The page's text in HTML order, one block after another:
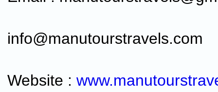
info@manutourstravels.com
Website :